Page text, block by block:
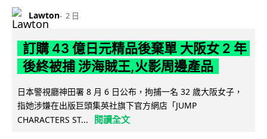
Lawton 2 日
訂購 43 億日元精品後棄單 大阪女 2 年
後終被捕 涉海賊王,火影周邊產品
日本警視廳神田署 8 月 6 日公布，拘捕一名 32 歲大阪女子，
指她涉嫌在出版巨頭集英社旗下官方網店「JUMP
CHARACTERS ST...
閱讀全文